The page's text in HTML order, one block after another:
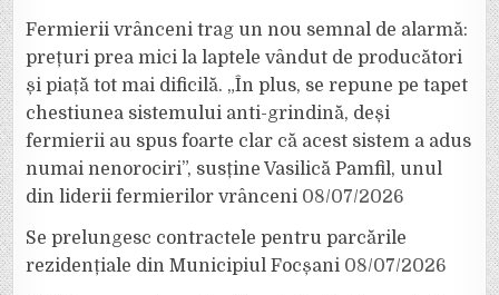
Fermierii vrânceni trag un nou semnal de alarmă:
prețuri prea mici la laptele vândut de producători
și piață tot mai dificilă. „În plus, se repune pe tapet
chestiunea sistemului anti-grindină, deși
fermierii au spus foarte clar că acest sistem a adus
numai nenorociri”, susține Vasilică Pamfil, unul
din liderii fermierilor vrânceni 08/07/2026
Se prelungesc contractele pentru parcările
rezidențiale din Municipiul Focșani 08/07/2026